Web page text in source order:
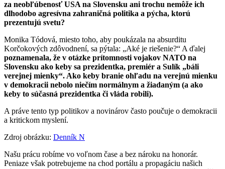
za neobľúbenosť USA na Slovensku ani trochu nemôže ich
dlhodobo agresívna zahraničná politika a pýcha, ktorú
prezentujú svetu?
Monika Tódová, miesto toho, aby poukázala na absurditu
Korčokových zdôvodnení, sa pýtala: „Aké je riešenie?“ A ďalej
poznamenala, že v otázke prítomnosti vojakov NATO na
Slovensku ako keby sa prezidentka, premiér a Sulík „báli
verejnej mienky“. Ako keby branie ohľadu na verejnú mienku
v demokracii nebolo niečím normálnym a žiadaným (a ako
keby to súčasná prezidentka či vláda robili).
A práve tento typ politikov a novinárov často poučuje o demokracii
a kritickom myslení.
Zdroj obrázku: Denník N
Našu prácu robíme vo voľnom čase a bez nároku na honorár.
Peniaze však potrebujeme na chod portálu a propagáciu našich